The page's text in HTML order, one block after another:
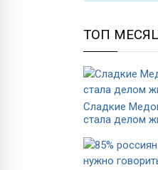
ТОП
Сладкие
стала делом